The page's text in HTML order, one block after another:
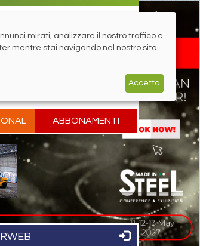
ABBONAMENTI
mirati, analizzare il nostro traffico e
mentre stai navigando nel nostro sito
Accetta